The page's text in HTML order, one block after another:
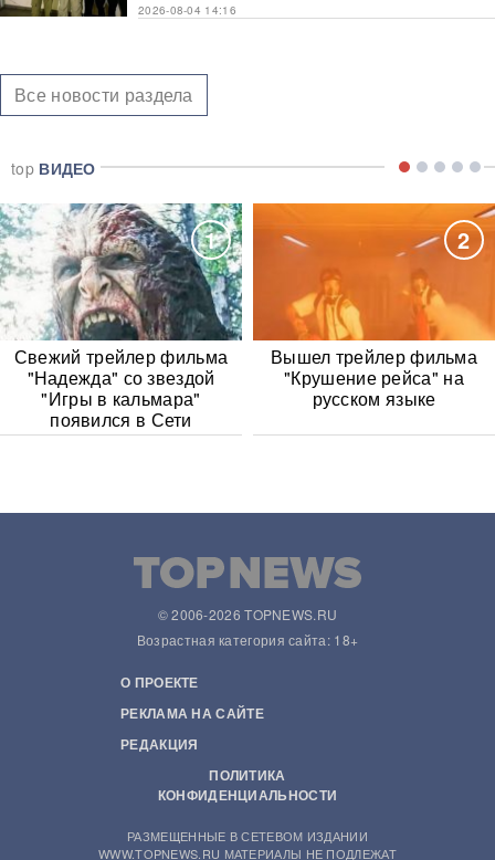
2026-08-04 14:16
Все новости раздела
top ВИДЕО
1
Свежий трейлер фильма
"Надежда" со звездой
"Игры в кальмара"
появился в Сети
2
Вышел трейлер фильма
"Крушение рейса" на
русском языке
© 2006-2026 TOPNEWS.RU
Возрастная категория сайта: 18+
О ПРОЕКТЕ
РЕКЛАМА НА САЙТЕ
РЕДАКЦИЯ
ПОЛИТИКА
КОНФИДЕНЦИАЛЬНОСТИ
РАЗМЕЩЕННЫЕ В СЕТЕВОМ ИЗДАНИИ
WWW.TOPNEWS.RU МАТЕРИАЛЫ НЕ ПОДЛЕЖАТ